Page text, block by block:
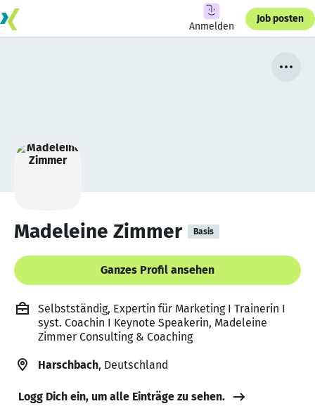
Anmelden
Job posten
Madeleine Zimmer Basis
Ganzes Profil ansehen
Selbstständig, Expertin für Marketing I Trainerin I
syst. Coachin I Keynote Speakerin, Madeleine
Zimmer Consulting & Coaching
Harschbach, Deutschland
Logg Dich ein, um alle Einträge zu sehen.